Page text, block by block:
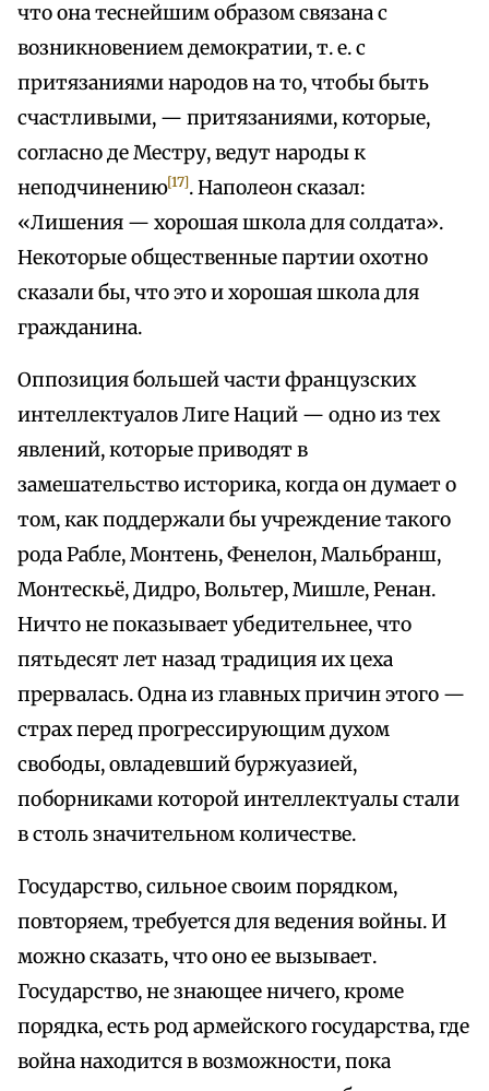
что она теснейшим образом связана с
возникновением демократии, т. е. с
притязаниями народов на то, чтобы быть
счастливыми, — притязаниями, которые,
согласно де Местру, ведут народы к
неподчинению[17]. Наполеон сказал:
«Лишения — хорошая школа для солдата».
Некоторые общественные партии охотно
сказали бы, что это и хорошая школа для
гражданина.
Оппозиция большей части французских
интеллектуалов Лиге Наций — одно из тех
явлений, которые приводят в
замешательство историка, когда он думает о
том, как поддержали бы учреждение такого
рода Рабле, Монтень, Фенелон, Мальбранш,
Монтескьë, Дидро, Вольтер, Мишле, Ренан.
Ничто не показывает убедительнее, что
пятьдесят лет назад традиция их цеха
прервалась. Одна из главных причин этого —
страх перед прогрессирующим духом
свободы, овладевший буржуазией,
поборниками которой интеллектуалы стали
в столь значительном количестве.
Государство, сильное своим порядком,
повторяем, требуется для ведения войны. И
можно сказать, что оно ее вызывает.
Государство, не знающее ничего, кроме
порядка, есть род армейского государства, где
война находится в возможности, пока